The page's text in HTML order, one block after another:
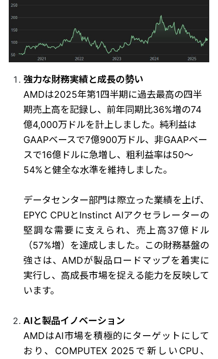
強力な財務実績と成長の勢い
AMDは2025年第1四半期に過去最高の四半
期売上高を記録し、前年同期比36%増の74
億4,000万ドルを計上しました。純利益は
GAAPベースで7億900万ドル、非GAAPベー
スで16億ドルに急増し、粗利益率は50～
54%と健全な水準を維持しました。
データセンター部門は際立った業績を上げ、
EPYC CPUとInstinct AIアクセラレーターの
堅調な需要に支えられ、売上高37億ドル
（57%増）を達成しました。この財務基盤の
強さは、AMDが製品ロードマップを着実に
実行し、高成長市場を捉える能力を反映して
います。
AIと製品イノベーション
AMDはAI市場を積極的にターゲットにして
おり、COMPUTEX 2025で新しいCPU、